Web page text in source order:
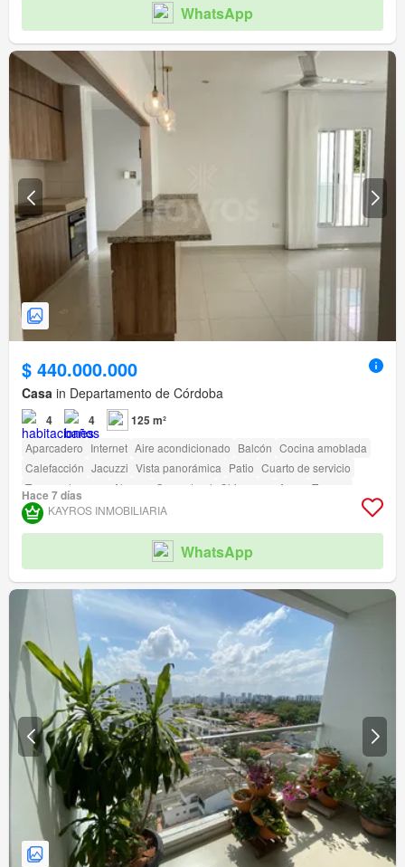
Acceso para personas con discapacidad
Cancha de tenis
WhatsApp
$ 440.000.000
Casa in Departamento de Córdoba
4 4 125 m²
Aparcadero Internet Aire acondicionado Balcón Cocina amoblada
Calefacción Jacuzzi Vista panorámica Patio Cuarto de servicio
Tanque de agua
Alarma Gas natural Chimenea Agua
Terraza
Seguridad privada Gimnasio
Sauna
Jardín
Acceso para personas con discapacidad
Cancha de tenis
Hace 7 días
KAYROS INMOBILIARIA
WhatsApp